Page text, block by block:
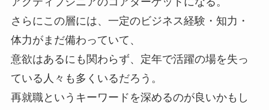
さらにこの層には、一定のビジネス経験・知力・
体力がまだ備わっていて、
意欲はあるにも関わらず、定年で活躍の場を失っ
ている人々も多くいるだろう。
再就職というキーワードを深めるのが良いかもし